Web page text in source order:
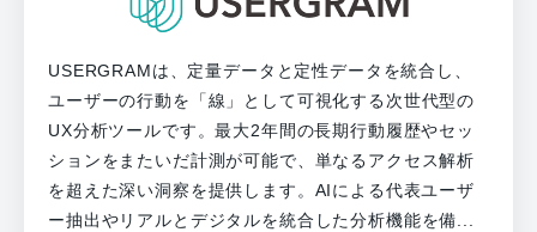
USERGRAMは、定量データと定性データを統合し、
ユーザーの行動を「線」として可視化する次世代型の
UX分析ツールです。最大2年間の長期行動履歴やセッ
ションをまたいだ計測が可能で、単なるアクセス解析
を超えた深い洞察を提供します。AIによる代表ユーザ
ー抽出やリアルとデジタルを統合した分析機能を備...